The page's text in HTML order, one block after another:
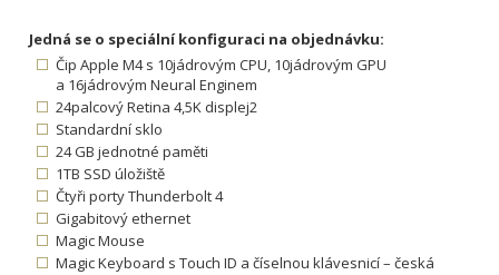
Jedná se o speciální konfiguraci na objednávku:
Čip Apple M4 s 10jádrovým CPU, 10jádrovým GPU
a 16jádrovým Neural Enginem
24palcový Retina 4,5K displej2
Standardní sklo
24 GB jednotné paměti
1TB SSD úložiště
Čtyři porty Thunderbolt 4
Gigabitový ethernet
Magic Mouse
Magic Keyboard s Touch ID a číselnou klávesnicí – česká